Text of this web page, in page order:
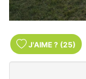
J'AIME ? (25)